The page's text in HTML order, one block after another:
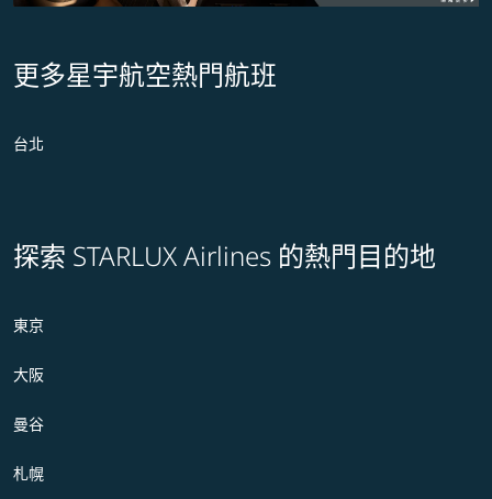
更多星宇航空熱門航班
台北
探索 STARLUX Airlines 的熱門目的地
東京
大阪
曼谷
札幌